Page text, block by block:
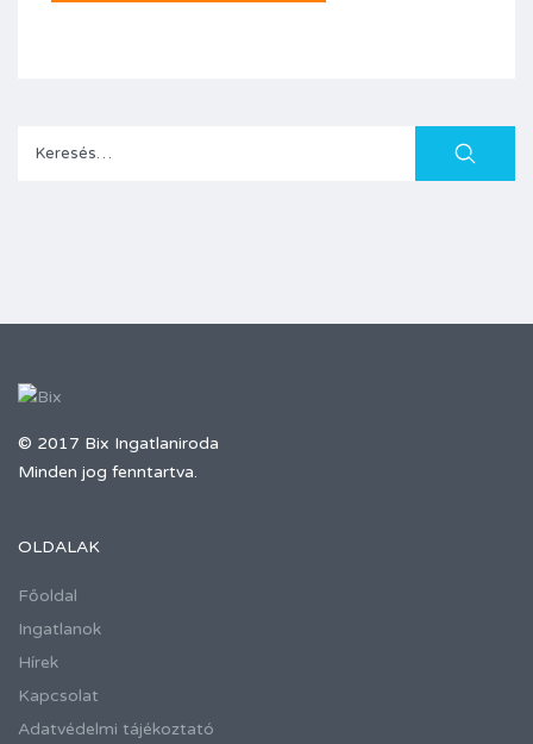
Keresés:
© 2017 Bix Ingatlaniroda
Minden jog fenntartva.
OLDALAK
Főoldal
Ingatlanok
Hírek
Kapcsolat
Adatvédelmi tájékoztató